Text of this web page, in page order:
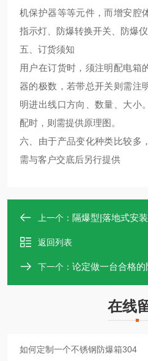
机保护器等等元件，而增安腔
指示灯、防爆转换开关、防爆仪
五、订货须知
用户在订货时，须注明配电箱
器的极数，若带总开关则需注
明进出线口方向、数量、大小
配时，则需提供原理图。
六、由于产品变化种类比较多
需与客户交底后另行提供
上一个： 隔爆型|落地式安
返回列表
下一个： 论定做一台合格
在线